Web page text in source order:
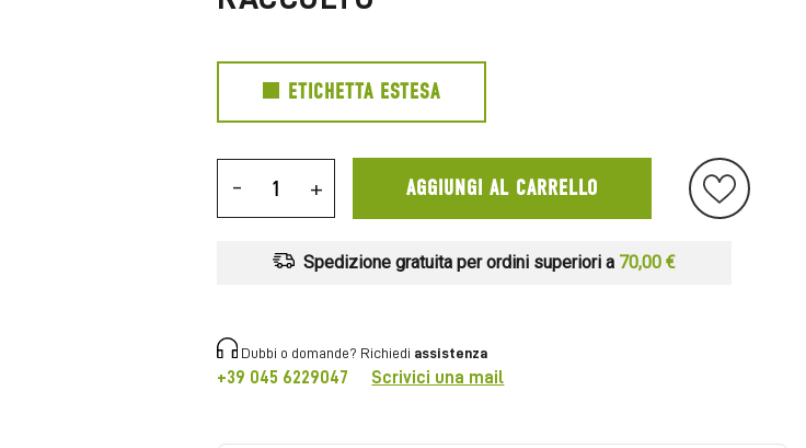
ETICHETTA ESTESA
- + AGGIUNGI AL CARRELLO
Spedizione gratuita per ordini superiori a 70,00 €
Dubbi o domande? Richiedi assistenza
+39 045 6229047 Scrivici una mail